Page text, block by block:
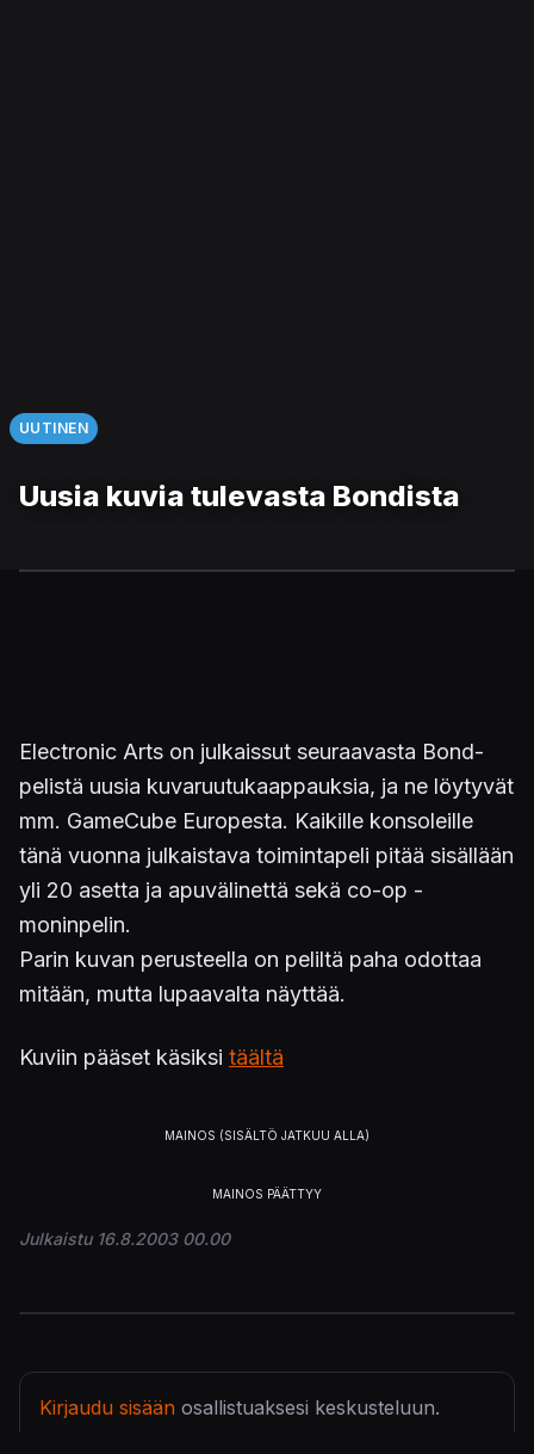
UUTINEN
Uusia kuvia tulevasta Bondista
Electronic Arts on julkaissut seuraavasta Bond-
pelistä uusia kuvaruutukaappauksia, ja ne löytyvät
mm. GameCube Europesta. Kaikille konsoleille
tänä vuonna julkaistava toimintapeli pitää sisällään
yli 20 asetta ja apuvälinettä sekä co-op -
moninpelin.
Parin kuvan perusteella on peliltä paha odottaa
mitään, mutta lupaavalta näyttää.
Kuviin pääset käsiksi täältä
Julkaistu 16.8.2003 00.00
Kirjaudu sisään osallistuaksesi keskusteluun.